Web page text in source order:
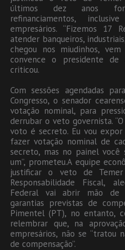
últimos dez anos
refinanciamentos,
empresários. “Fizemos 17
atender banqueiros,
chegou nos miudinhos,
convence o presidente de
criticou.
Com sessões agendadas
Congresso, o senador
votação nominal, para
derrubar o veto governista.
voto é secreto. Eu vou
fazer votação nominal de
secreto, mas no painel
um”, prometeu.A equipe
justificar o veto de
Responsabilidade Fiscal,
Federal vai abrir mão de
garantias previstas de
Pimentel (PT), no entanto,
relembrar que, na
empresários, não se “tratou
de compensação”.